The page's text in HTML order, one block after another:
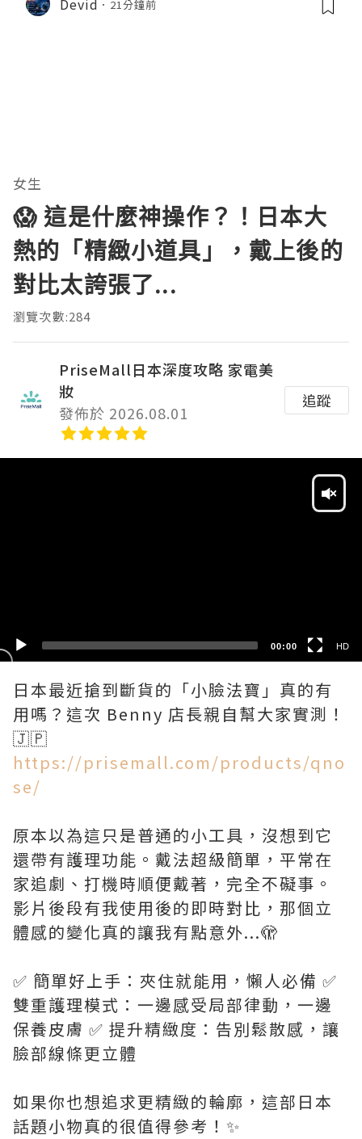
21分鐘前
女生
😱 這是什麼神操作？！日本大
熱的「精緻小道具」，戴上後的
對比太誇張了...
瀏覽次數:284
PriseMall日本深度攻略 家電美
妝
發佈於 2026.08.01
追蹤
00:00 HD
日本最近搶到斷貨的「小臉法寶」真的有
用嗎？這次 Benny 店長親自幫大家實測！
https://prisemall.com/products/qno
se/
原本以為這只是普通的小工具，沒想到它
還帶有護理功能。戴法超級簡單，平常在
家追劇、打機時順便戴著，完全不礙事。
影片後段有我使用後的即時對比，那個立
體感的變化真的讓我有點意外...🫣
✅ 簡單好上手：夾住就能用，懶人必備 ✅
雙重護理模式：一邊感受局部律動，一邊
保養皮膚 ✅ 提升精緻度：告別鬆散感，讓
臉部線條更立體
如果你也想追求更精緻的輪廓，這部日本
話題小物真的很值得參考！✨